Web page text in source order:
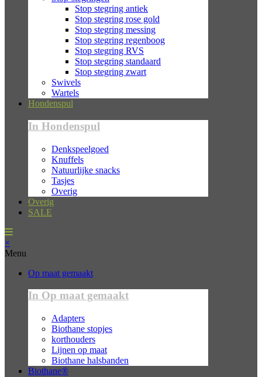
Stop stegring antiek
Stop stegring rose gold
Stop stegring messing
Stop stegring regenboog
Stop stegring RVS
Stop stegring standaard
Stop stegring zwart
Swivels
Wartels
Hondenspul
In Hondenspul
Denkspeelgoed
Knuffels
Natuurlijke snacks
Tasjes
Overig
Overig
SALE
×
Menu
Op maat gemaakt
In Op maat gemaakt
Adapters
Biothane stopjes
korthouders
Lijnen op maat
Biothane halsbanden
Biothane®